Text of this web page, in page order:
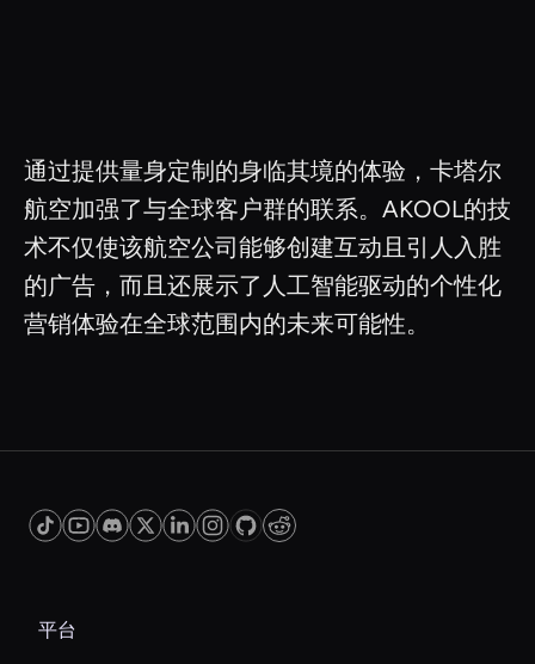
通过提供量身定制的身临其境的体验，卡塔尔
航空加强了与全球客户群的联系。AKOOL的技
术不仅使该航空公司能够创建互动且引人入胜
的广告，而且还展示了人工智能驱动的个性化
营销体验在全球范围内的未来可能性。
平台